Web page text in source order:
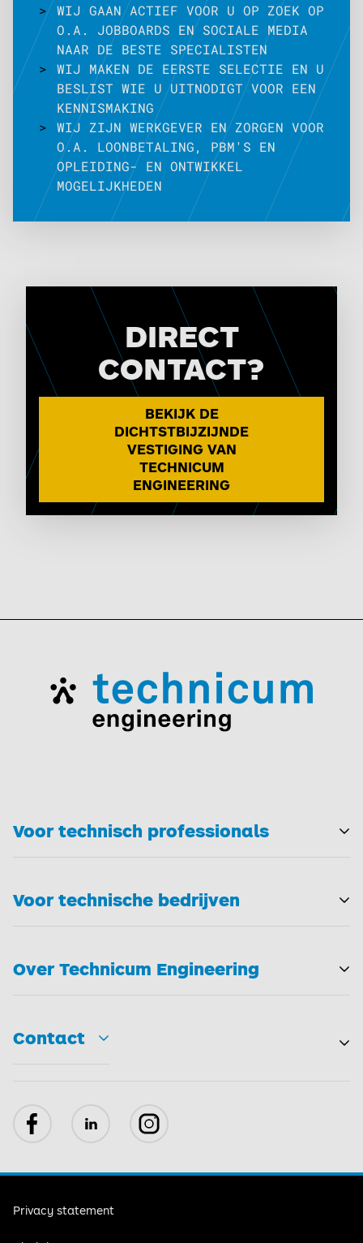
>
WIJ GAAN ACTIEF VOOR U OP ZOEK OP
O.A. JOBBOARDS EN SOCIALE MEDIA
NAAR DE BESTE SPECIALISTEN
>
WIJ MAKEN DE EERSTE SELECTIE EN U
BESLIST WIE U UITNODIGT VOOR EEN
KENNISMAKING
>
WIJ ZIJN WERKGEVER EN ZORGEN VOOR
O.A. LOONBETALING, PBM'S EN
OPLEIDING- EN ONTWIKKEL
MOGELIJKHEDEN
DIRECT
CONTACT?
BEKIJK DE
DICHTSTBIJZIJNDE
VESTIGING VAN
TECHNICUM
ENGINEERING
Voor technisch professionals
Voor technische bedrijven
Over Technicum Engineering
Contact
FacebookLinkedIn Instagram
Privacy statement